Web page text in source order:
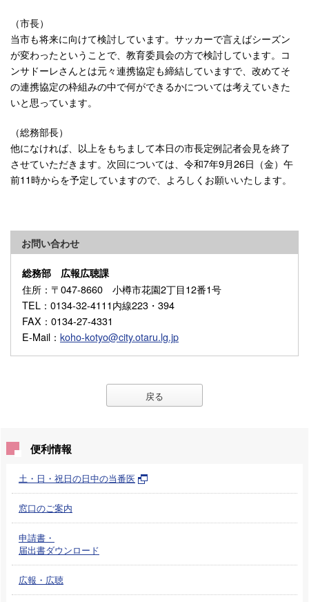
（市長）
当市も将来に向けて検討しています。サッカーで言えばシーズン
が変わったということで、教育委員会の方で検討しています。コ
ンサドーレさんとは元々連携協定も締結していますで、改めてそ
の連携協定の枠組みの中で何ができるかについては考えていきた
いと思っています。
（総務部長）
他になければ、以上をもちまして本日の市長定例記者会見を終了
させていただきます。次回については、令和7年9月26日（金）午
前11時からを予定していますので、よろしくお願いいたします。
お問い合わせ
総務部 広報広聴課
住所 ：〒047-8660 小樽市花園2丁目12番1号
TEL ：0134-32-4111内線223・394
FAX ：0134-27-4331
E-Mail ： koho-kotyo@city.otaru.lg.jp
戻る
便利情報
土・日・祝日の日中の当番医
窓口のご案内
申請書・
届出書ダウンロード
広報・広聴